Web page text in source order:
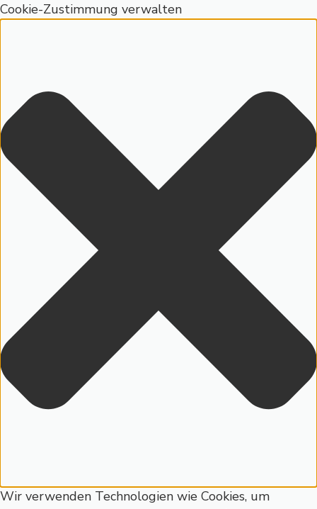
Cookie-Zustimmung verwalten
Wir verwenden Technologien wie Cookies, um